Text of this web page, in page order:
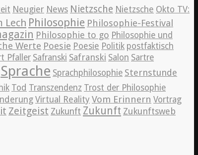
Neugier News Nietzsche Nietzsche Okto TV:
Lech Philosophie Philosophie-Festival
Philosophie to go Philosophie und
Werte Poesie Poesie Politik postfaktisch
Pfaller Safranski Safranski Salon Sartre
Sprache Sprachphilosophie Sternstunde
Tod Transzendenz Trost der Philosophie
Virtual Reality Vom Erinnern Vortrag
Zeitgeist Zukunft Zukunft Zukunftsweb